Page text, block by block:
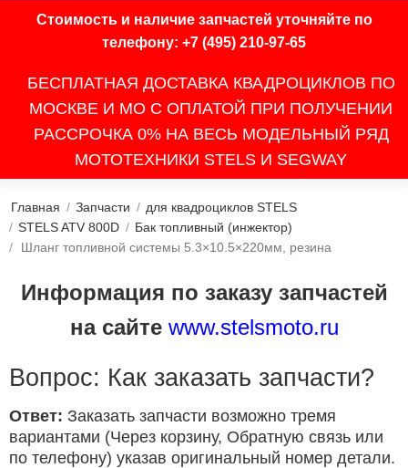
Стоимость и наличие запчастей уточняйте по
телефону: +7 (495) 210-97-65
БЕСПЛАТНАЯ ДОСТАВКА КВАДРОЦИКЛОВ ПО
МОСКВЕ И МО С ОПЛАТОЙ ПРИ ПОЛУЧЕНИИ
РАССРОЧКА 0% НА ВЕСЬ МОДЕЛЬНЫЙ РЯД
МОТОТЕХНИКИ STELS И SEGWAY
Главная / Запчасти / для квадроциклов STELS
/ STELS ATV 800D / Бак топливный (инжектор)
/
Шланг топливной системы 5.3×10.5×220мм, резина
Информация по заказу запчастей
на сайте www.stelsmoto.ru
Вопрос: Как заказать запчасти?
Ответ: Заказать запчасти возможно тремя
вариантами (Через корзину, Обратную связь или
по телефону) указав оригинальный номер детали.